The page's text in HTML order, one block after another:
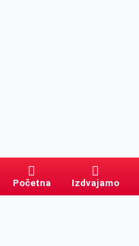
Početna Izdvajamo